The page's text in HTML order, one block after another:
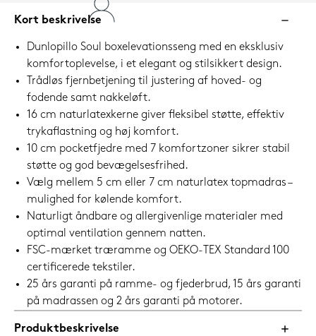
Kort beskrivelse
Dunlopillo Soul boxelevationsseng med en eksklusiv
komfortoplevelse, i et elegant og stilsikkert design.
Trådløs fjernbetjening til justering af hoved- og
fodende samt nakkeløft.
16 cm naturlatexkerne giver fleksibel støtte, effektiv
trykaflastning og høj komfort.
10 cm pocketfjedre med 7 komfortzoner sikrer stabil
støtte og god bevægelsesfrihed.
Vælg mellem 5 cm eller 7 cm naturlatex topmadras –
mulighed for kølende komfort.
Naturligt åndbare og allergivenlige materialer med
optimal ventilation gennem natten.
FSC-mærket træramme og OEKO-TEX Standard 100
certificerede tekstiler.
25 års garanti på ramme- og fjederbrud, 15 års garanti
på madrassen og 2 års garanti på motorer.
Produktbeskrivelse